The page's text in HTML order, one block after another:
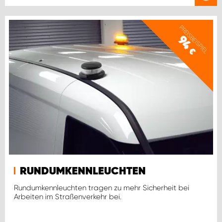
PREISBEISPIEL
94
€
RUNDUMKENNLEUCHTEN
Rundumkennleuchten tragen zu mehr Sicherheit bei
Arbeiten im Straßenverkehr bei.